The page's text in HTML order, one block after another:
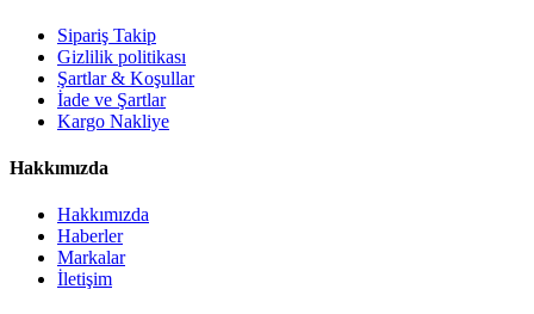
Sipariş Takip
Gizlilik politikası
Şartlar & Koşullar
İade ve Şartlar
Kargo Nakliye
Hakkımızda
Hakkımızda
Haberler
Markalar
İletişim